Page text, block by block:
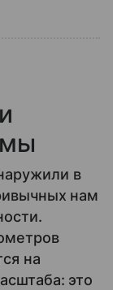
в
нам
на
это